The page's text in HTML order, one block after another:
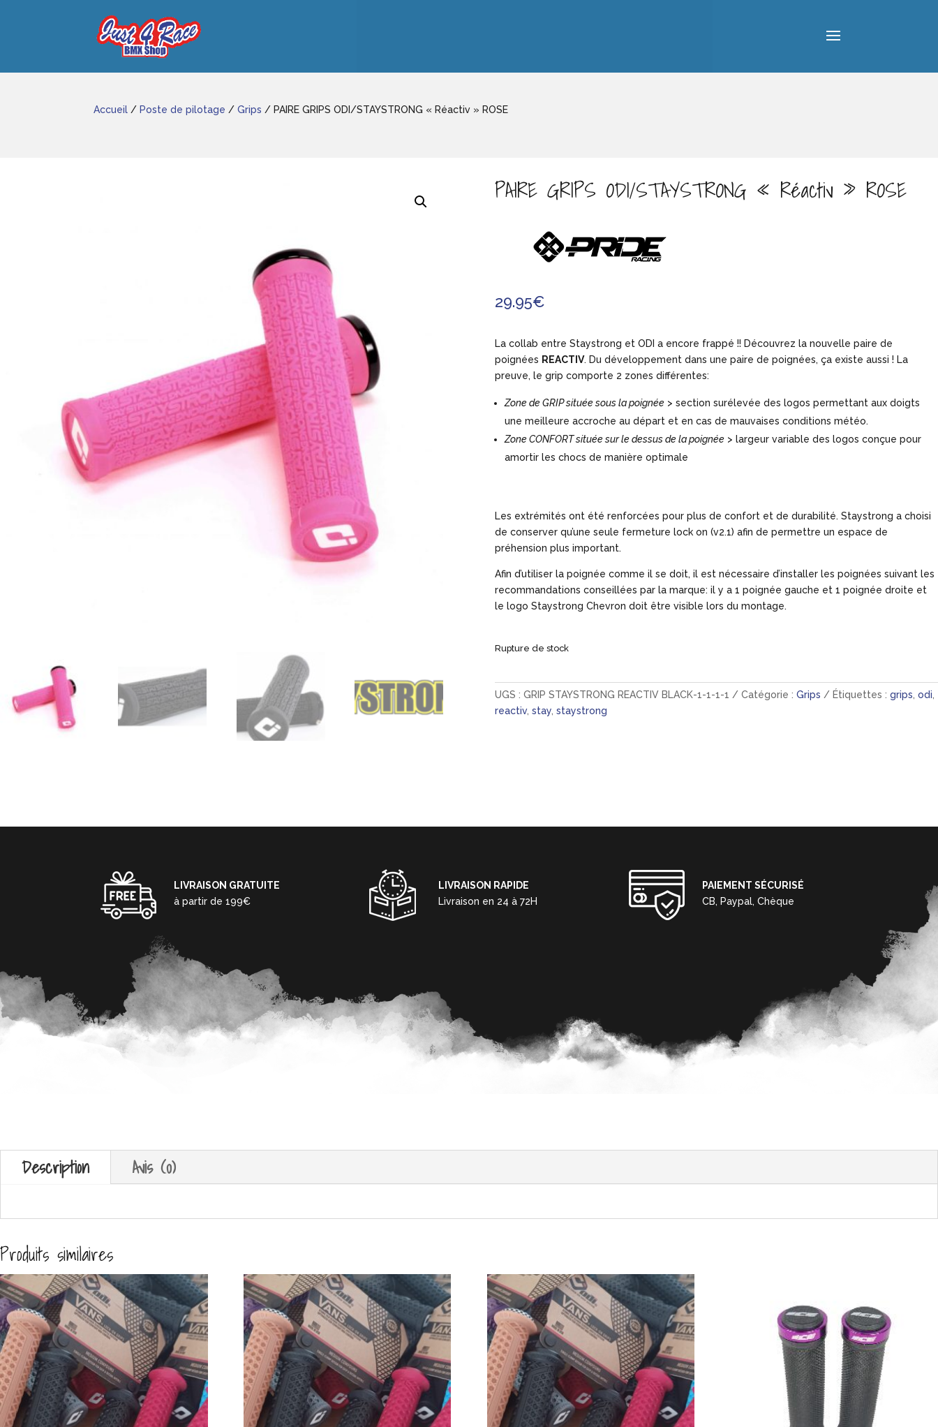
Accueil / Poste de pilotage /Grips / PAIRE GRIPS ODI/STAYSTRONG « Réactiv » ROSE
PAIRE GRIPS ODI/STAYSTRONG « Réactiv » ROSE
29.95€
La collab entre Staystrong et ODI a encore frappé !! Découvrez la nouvelle paire de
poignées REACTIV. Du développement dans une paire de poignées, ça existe aussi ! La
preuve, le grip comporte 2 zones différentes:
Zone de GRIP située sous la poignée> section surélevée des logos permettant aux doigts
une meilleure accroche au départ et en cas de mauvaises conditions météo.
Zone CONFORT située sur le dessus de la poignée> largeur variable des logos conçue pour
amortir les chocs de manière optimale
Les extrémités ont été renforcées pour plus de confort et de durabilité. Staystrong a choisi
de conserver qu’une seule fermeture lock on (v2.1) afin de permettre un espace de
préhension plus important.
Afin d’utiliser la poignée comme il se doit, il est nécessaire d’installer les poignées suivant les
recommandations conseillées par la marque: il y a 1 poignée gauche et 1 poignée droite et
le logo Staystrong Chevron doit être visible lors du montage.
Rupture de stock
UGS : GRIP STAYSTRONG REACTIV BLACK-1-1-1-1 Catégorie : Grips Étiquettes : grips odi
reactiv, stay, staystrong
LIVRAISON GRATUITE
à partir de 199€
LIVRAISON RAPIDE
Livraison en 24 à 72H
PAIEMENT SÉCURISÉ
CB, Paypal, Chèque
Description Avis (0)
Produits similaires